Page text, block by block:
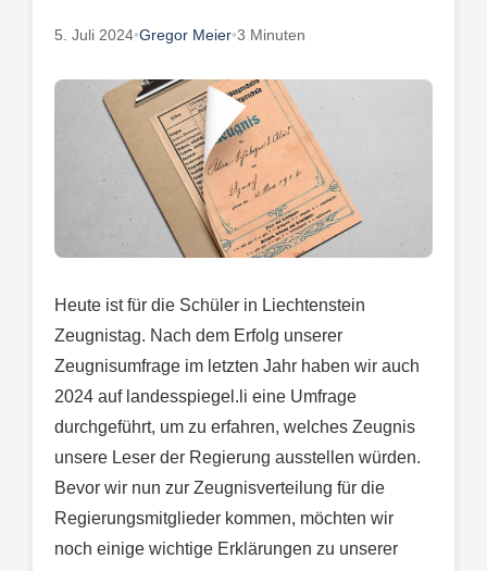
5. Juli 2024•Gregor Meier•3 Minuten
Heute ist für die Schüler in Liechtenstein
Zeugnistag. Nach dem Erfolg unserer
Zeugnisumfrage im letzten Jahr haben wir auch
2024 auf landesspiegel.li eine Umfrage
durchgeführt, um zu erfahren, welches Zeugnis
unsere Leser der Regierung ausstellen würden.
Bevor wir nun zur Zeugnisverteilung für die
Regierungsmitglieder kommen, möchten wir
noch einige wichtige Erklärungen zu unserer